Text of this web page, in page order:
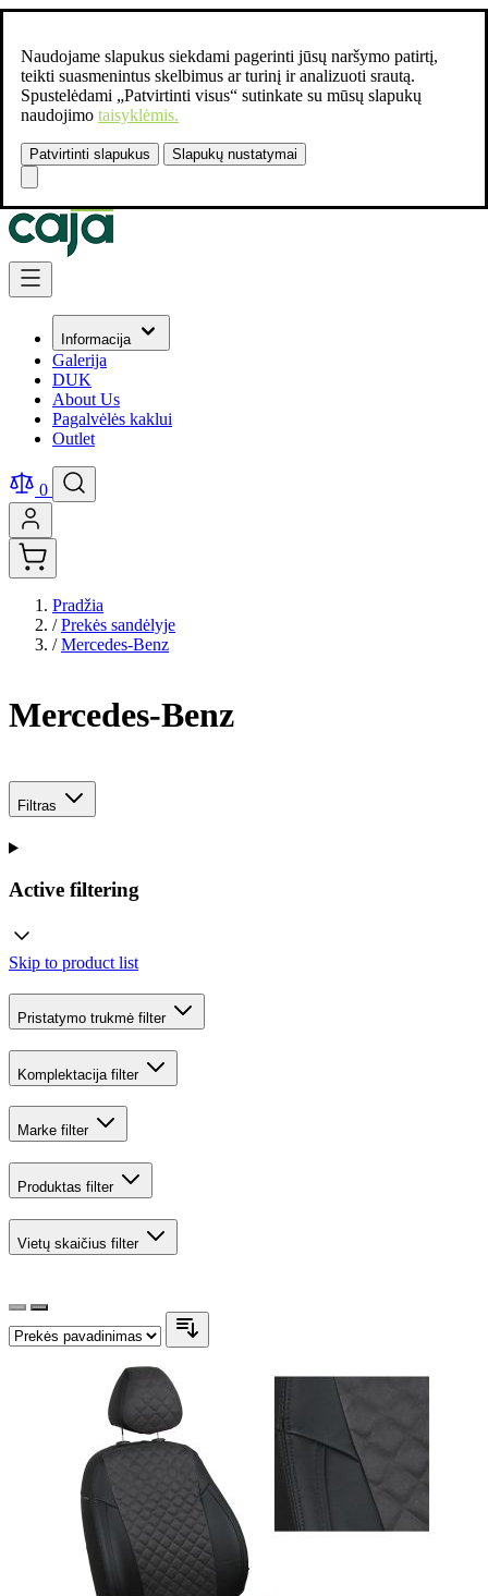
Naudojame slapukus siekdami pagerinti jūsų naršymo patirtį,
teikti suasmenintus skelbimus ar turinį ir analizuoti srautą.
Spustelėdami „Patvirtinti visus“ sutinkate su mūsų slapukų
naudojimo taisyklėmis.
Patvirtinti slapukus Slapukų nustatymai
Susisiekite:
Skip to Content
Informacija
Galerija
DUK
About Us
Pagalvėlės kaklui
Outlet
0
Pradžia
/ Prekės sandėlyje
/ Mercedes-Benz
Mercedes-Benz
Filtras
Active filtering
Skip to product list
Pristatymo trukmė filter
Komplektacija filter
Marke filter
Produktas filter
Vietų skaičius filter